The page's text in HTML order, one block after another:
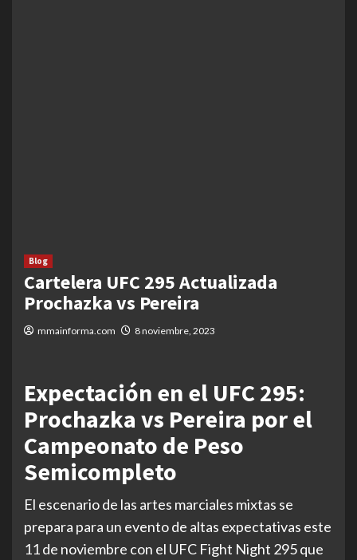
Blog
Cartelera UFC 295 Actualizada
Prochazka vs Pereira
mmainforma.com 8 noviembre, 2023
Expectación en el UFC 295:
Prochazka vs Pereira por el
Campeonato de Peso
Semicompleto
El escenario de las artes marciales mixtas se
prepara para un evento de altas expectativas este
11 de noviembre con el UFC Fight Night 295 que